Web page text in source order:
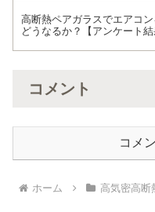
高断熱ペアガラスでエアコ
どうなるか？【アンケート結
コメント
コメ
ホーム 高気密高断